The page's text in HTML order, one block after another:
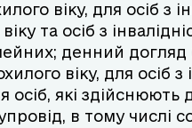
віку, для осіб з
та осіб з
денний догляд
віку, для осіб
осіб, які здійснюють
в тому числі